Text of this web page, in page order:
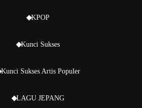
KPOP
Kunci Sukses
Kunci Sukses Artis Populer
LAGU JEPANG